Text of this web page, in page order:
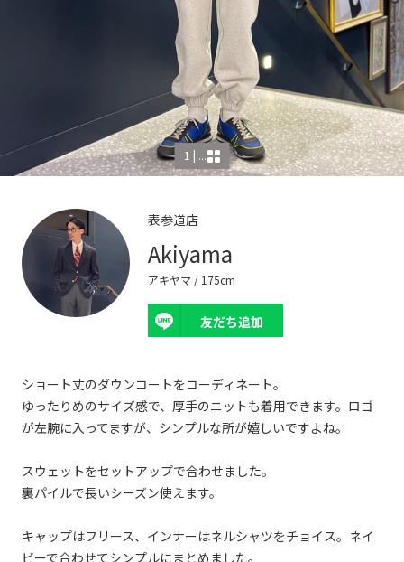
1 | ...
表参道店
Akiyama
アキヤマ / 175cm
友だち追加
ショート丈のダウンコートをコーディネート。
ゆったりめのサイズ感で、厚手のニットも着用できます。ロゴ
が左腕に入ってますが、シンプルな所が嬉しいですよね。
スウェットをセットアップで合わせました。
裏パイルで長いシーズン使えます。
キャップはフリース、インナーはネルシャツをチョイス。ネイ
ビーで合わせてシンプルにまとめました。